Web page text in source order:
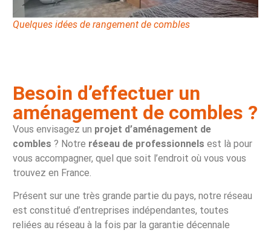
Quelques idées de rangement de combles
Besoin d’effectuer un
aménagement de combles ?
Vous envisagez un projet d’aménagement de
combles ? Notre réseau de professionnels est là pour
vous accompagner, quel que soit l’endroit où vous vous
trouvez en France.
Présent sur une très grande partie du pays, notre réseau
est constitué d’entreprises indépendantes, toutes
reliées au réseau à la fois par la garantie décennale